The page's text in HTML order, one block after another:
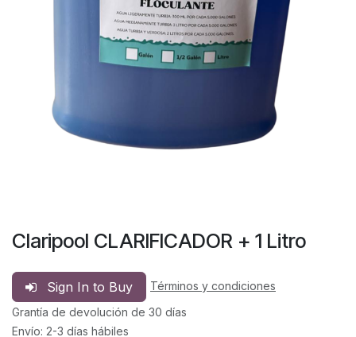
Claripool CLARIFICADOR + 1 Litro
Sign In to Buy
Términos y condiciones
Grantía de devolución de 30 días
Envío: 2-3 días hábiles